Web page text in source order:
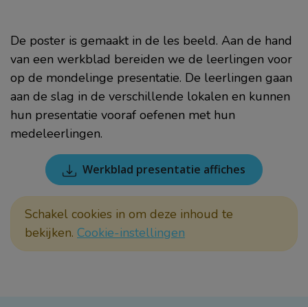
De poster is gemaakt in de les beeld. Aan de hand
van een werkblad bereiden we de leerlingen voor
op de mondelinge presentatie. De leerlingen gaan
aan de slag in de verschillende lokalen en kunnen
hun presentatie vooraf oefenen met hun
medeleerlingen.
Werkblad presentatie affiches
Schakel cookies in om deze inhoud te
bekijken. Cookie-instellingen